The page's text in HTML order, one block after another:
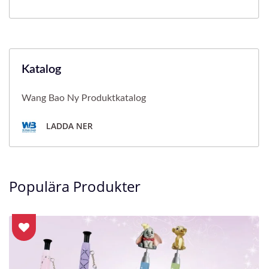
Katalog
Wang Bao Ny Produktkatalog
LADDA NER
Populära Produkter